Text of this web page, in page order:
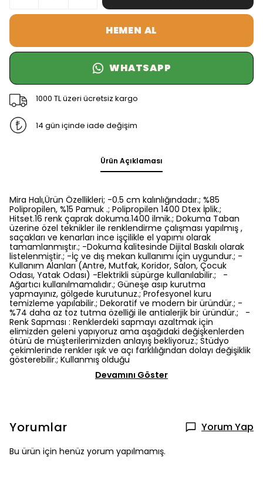
HEMEN AL
WHATSAPP
1000 TL üzeri ücretsiz kargo
14 gün içinde iade değişim
Ürün Açıklaması
Mira Halı,Ürün Özellikleri; -0.5 cm kalınlığındadır.; %85
Polipropilen, %15 Pamuk .; Polipropilen 1400 Dtex İplik.;
Hitset.16 renk çaprak dokuma.1400 ilmik.; Dokuma Taban
üzerine özel teknikler ile renklendirme çalışması yapılmış ,
saçakları ve kenarları ince işçilikle el yapımı olarak
tamamlanmıştır.; -Dokuma kalitesinde Dijital Baskılı olarak
listelenmiştir.; -İç ve dış mekan kullanımı için uygundur.; -
Kullanım Alanları (Antre, Mutfak, Koridor, Salon, Çocuk
Odası, Yatak Odası) -Elektrikli süpürge kullanılabilir.; -
Ağartıcı kullanılmamalıdır.; Güneşe asıp kurutma
yapmayınız, gölgede kurutunuz.; Profesyonel kuru
temizleme yapılabilir.; Dekoratif ve modern bir üründür.; -
%74 daha az toz tutma özelliği ile antialerjik bir üründür.; -
Renk Sapması : Renklerdeki sapmayı azaltmak için
elimizden geleni yapıyoruz ama aşağıdaki değişkenlerden
ötürü de müşterilerimizden anlayış bekliyoruz.; Stüdyo
çekimlerinde renkler ışık ve açı farklılığından dolayı değişiklik
gösterebilir.; Kullanmış olduğu
Devamını Göster
Yorumlar Yorum Yap
Bu ürün için henüz yorum yapılmamış.